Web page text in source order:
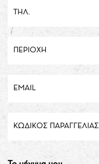
ΤΗΛ.
ΠΕΡΙΟΧΉ
EMAIL
ΚΩΔΙΚΌΣ ΠΑΡΑΓΓΕΛΊΑΣ